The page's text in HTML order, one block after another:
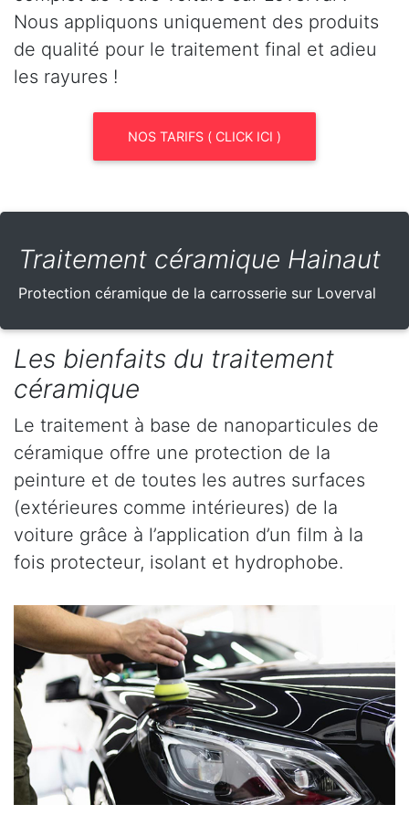
Nous appliquons uniquement des produits
de qualité pour le traitement final et adieu
les rayures !
NOS TARIFS ( CLICK ICI )
Traitement céramique Hainaut
Protection céramique de la carrosserie sur Loverval
Les bienfaits du traitement
céramique
Le traitement à base de nanoparticules de
céramique offre une protection de la
peinture et de toutes les autres surfaces
(extérieures comme intérieures) de la
voiture grâce à l’application d’un film à la
fois protecteur, isolant et hydrophobe.